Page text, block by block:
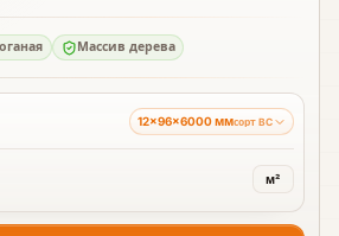
Массив дерева
12×96×6000 ммсорт BC
м²